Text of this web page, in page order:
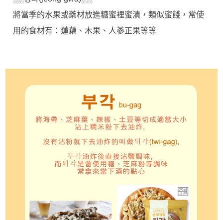
將當季的水果或藥材放進糖蜜裡蜜漬，類似蜜餞，常使
用的食材有：蓮藕、木果、人蔘正果等等